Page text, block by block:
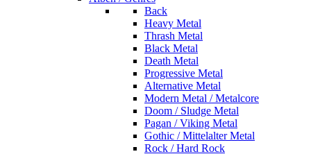
Back
Heavy Metal
Thrash Metal
Black Metal
Death Metal
Progressive Metal
Alternative Metal
Modern Metal / Metalcore
Doom / Sludge Metal
Pagan / Viking Metal
Gothic / Mittelalter Metal
Rock / Hard Rock